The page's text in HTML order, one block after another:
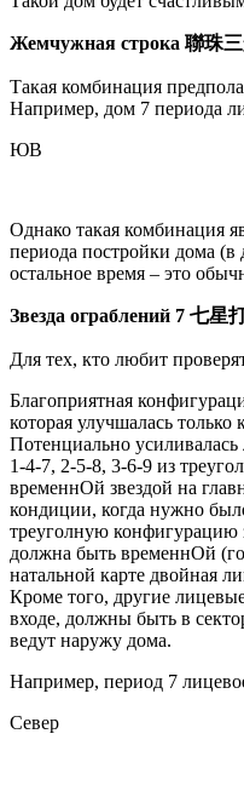
Жемчужная строка 聯珠
Такая комбинация
Например, дом 7 периода
ЮВ
Однако такая комбинация
периода постройки дома (в
остальное время – это
Звезда ограблений 7 七星
Для тех, кто любит
Благоприятная
которая улучшалась только
Потенциально
1-4-7, 2-5-8, 3-6-9 из
временнОй звездой на
кондиции, когда нужно
треуголную конфигурацию
должна быть временнОй
натальной карте двойная
Кроме того, другие
входе, должны быть в
ведут наружу дома.
Например, период 7
Север